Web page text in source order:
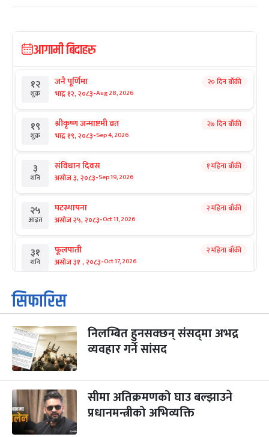
आगामी बिदाहरु
१२
शुक्र
जनै पूर्णिमा
भाद्र १२, २०८३-Aug 28, 2026
२० दिन बाँकी
१९
शुक्र
श्रीकृष्ण जन्माष्टमी व्रत
भाद्र १९, २०८३-Sep 4, 2026
२७ दिन बाँकी
३
शनि
संविधान दिवस
असोज ३, २०८३-Sep 19, 2026
१ महिना बाँकी
२५
आइत
घटस्थापना
असोज २५, २०८३-Oct 11, 2026
२ महिना बाँकी
३१
शनि
फूलपाती
असोज ३१ , २०८३-Oct 17, 2026
२ महिना बाँकी
१
आइत
कार्तिक सङ्क्रान्ति
कार्तिक १, २०८३
३
मंगल
महानवमी
कार्तिक ३, २०८३-Oct 20, 2026
२ महिना बाँकी
४
बुध कार्तिक ४, २०८३ Oct 21, 2026
५
बिहि
पापा‌ङ्कुशा एकादशी व्रत
कार्तिक ५, २०८३
सिफारिस
निलम्बित हुनसक्छन् संसद्‌मा अभद्र
व्यवहार गर्ने सांसद
सीमा अतिक्रमणको घाउ बल्झाउने
प्रधानमन्त्रीको अभिव्यक्ति